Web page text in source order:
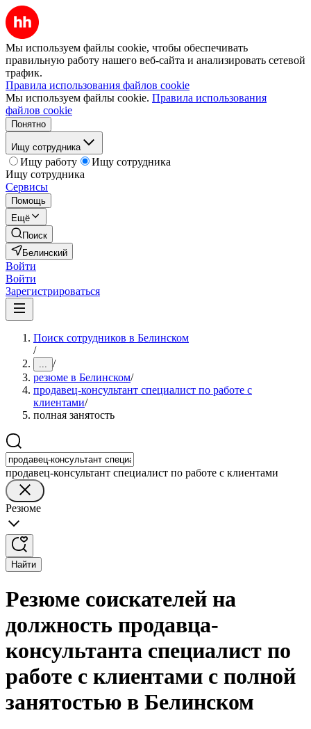
Мы используем файлы cookie, чтобы обеспечивать
правильную работу нашего веб-сайта и анализировать сетевой
трафик.
Правила использования файлов cookie
Мы используем файлы cookie. Правила использования
файлов cookie
Понятно
Ищу сотрудника
Ищу работу
Ищу сотрудника
Ищу сотрудника
Сервисы
Помощь
Ещё
Поиск
Белинский
Войти
Войти
Зарегистрироваться
Поиск сотрудников в Белинском
/
... /
резюме в Белинском/
продавец-консультант специалист по работе с
клиентами/
полная занятость
продавец-консультант специалист по работе с клиентами
Резюме
Найти
Резюме соискателей на
должность продавца-
консультанта специалист по
работе с клиентами с полной
занятостью в Белинском